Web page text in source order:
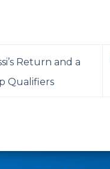
Return and a
Qualifiers